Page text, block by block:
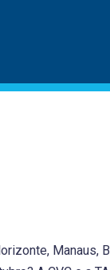
Manaus,